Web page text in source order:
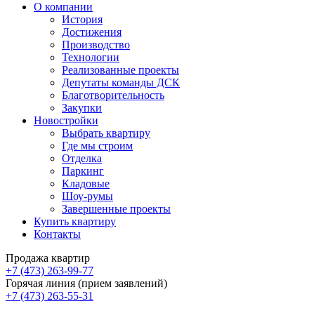
О компании
История
Достижения
Производство
Технологии
Реализованные проекты
Депутаты команды ДСК
Благотворительность
Закупки
Новостройки
Выбрать квартиру
Где мы строим
Отделка
Паркинг
Кладовые
Шоу-румы
Завершенные проекты
Купить квартиру
Контакты
Продажа квартир
+7 (473) 263-99-77
Горячая линия (прием заявлений)
+7 (473) 263-55-31